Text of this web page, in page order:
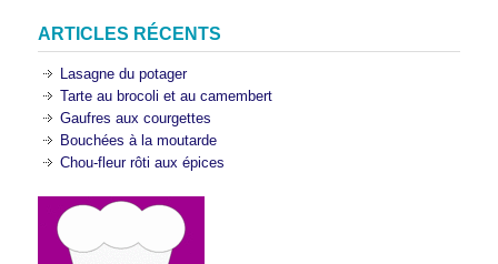
ARTICLES RÉCENTS
Lasagne du potager
Tarte au brocoli et au camembert
Gaufres aux courgettes
Bouchées à la moutarde
Chou-fleur rôti aux épices